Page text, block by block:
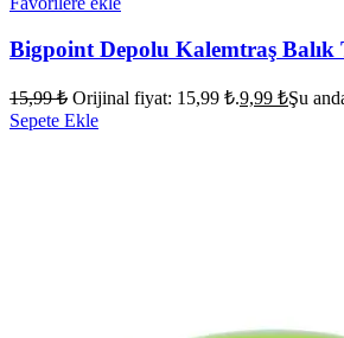
Bigpoint Depolu Kalemtraş Balık
15,99₺ Orijinal fiyat: 15,99 ₺.9,99 ₺Şu
Sepete Ekle